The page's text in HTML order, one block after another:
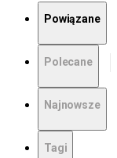
Powiązane
Polecane
Najnowsze
Tagi